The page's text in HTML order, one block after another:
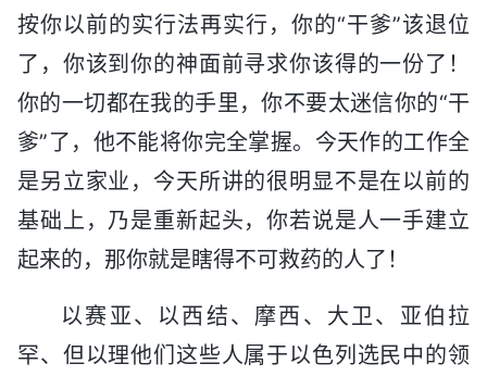
按你以前的实行法再实行，你的“干爹”该退位
了，你该到你的神面前寻求你该得的一份了！
你的一切都在我的手里，你不要太迷信你的“干
爹”了，他不能将你完全掌握。今天作的工作全
是另立家业，今天所讲的很明显不是在以前的
基础上，乃是重新起头，你若说是人一手建立
起来的，那你就是瞎得不可救药的人了！
以赛亚、以西结、摩西、大卫、亚伯拉
罕、但以理他们这些人属于以色列选民中的领